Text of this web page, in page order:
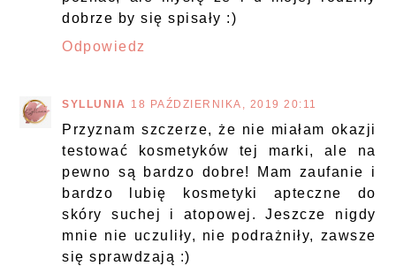
dobrze by się spisały :)
Odpowiedz
SYLLUNIA 18 PAŹDZIERNIKA, 2019 20:11
Przyznam szczerze, że nie miałam okazji
testować kosmetyków tej marki, ale na
pewno są bardzo dobre! Mam zaufanie i
bardzo lubię kosmetyki apteczne do
skóry suchej i atopowej. Jeszcze nigdy
mnie nie uczuliły, nie podrażniły, zawsze
się sprawdzają :)